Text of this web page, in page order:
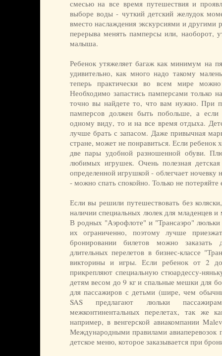
смесью на все время путешествия и
выборе воды - чуткий детский желудок
вместо наслаждения экскурсиями и другими
перерыва менять памперсы или, наоборот,
малыша.
Ребенок утяжеляет багаж как минимум на
удивительно, как много надо такому
теперь практически во всем мире
Необходимо запастись памперсами только
точно вы найдете то, что вам нужно. При
памперсов должен быть побольше, а
одному виду, то и на все время отдыха.
лучше брать с запасом. Даже привычная
стране, может не понравиться. Если ребенок
две пары удобной разношенной обуви.
любимых игрушек. Очень полезная
определенной игрушкой - облегчает
- можно спать спокойно. Только не потеряйте
Если вы решили путешествовать без
наличии специальных люлек для младенцев
В родных "Аэрофлоте" и "Трансаэро" люльки
их ограниченно, поэтому лучше
бронировании билетов можно
длительных перелетов в бизнес-классе
викторины и игры. Если ребенок от 2
прикрепляют специальную стюардессу-
детям весом до 9 кг и спальные мешки для
для пассажиров с детьми (шире, чем
SAS предлагают люльки
межконтинентальных перелетах, так
например, в венгерской авиакомпании
Международными правилами авиаперевозок
детское меню, которое заказывается при